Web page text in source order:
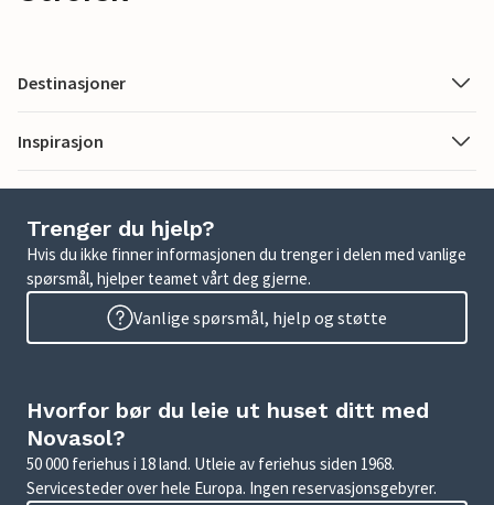
Destinasjoner
Inspirasjon
Trenger du hjelp?
Hvis du ikke finner informasjonen du trenger i delen med vanlige
spørsmål, hjelper teamet vårt deg gjerne.
Vanlige spørsmål, hjelp og støtte
Hvorfor bør du leie ut huset ditt med
Novasol?
50 000 feriehus i 18 land. Utleie av feriehus siden 1968.
Servicesteder over hele Europa. Ingen reservasjonsgebyrer.